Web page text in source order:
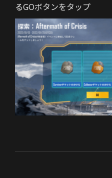
るGOボタンをタップ